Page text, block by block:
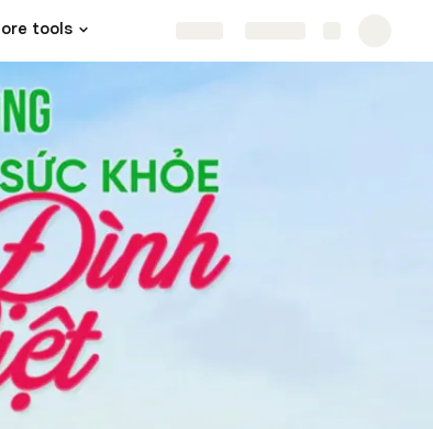
tools